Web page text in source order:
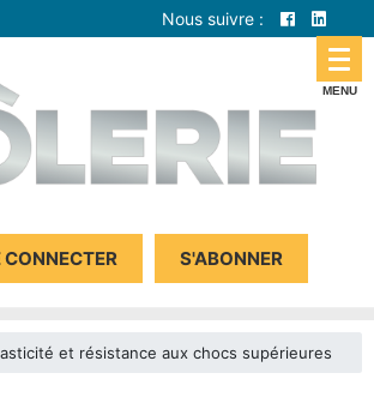
Nous suivre :
CONNECTER S'ABONNER
et résistance aux chocs supérieures